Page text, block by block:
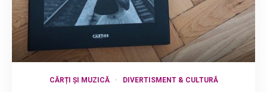
CĂRȚI ȘI MUZICĂ DIVERTISMENT & CULTURĂ